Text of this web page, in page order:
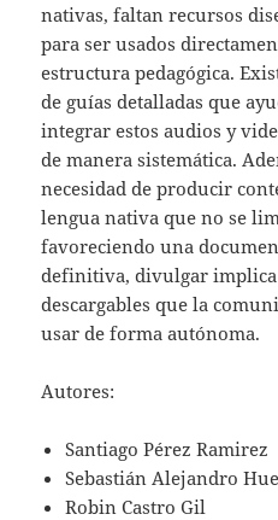
nativas, faltan recursos
para ser usados
estructura pedagógica.
de guías detalladas que
integrar estos audios y
de manera sistemática.
necesidad de producir
lengua nativa que no se
favoreciendo una
definitiva, divulgar
descargables que la
usar de forma autónoma.
Autores:
Santiago Pérez Ramirez
Sebastián Alejandro
Robin Castro Gil